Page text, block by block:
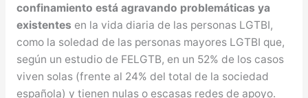
confinamiento está agravando problemáticas ya
existentes en la vida diaria de las personas LGTBI,
como la soledad de las personas mayores LGTBI que,
según un estudio de FELGTB, en un 52% de los casos
viven solas (frente al 24% del total de la sociedad
española) y tienen nulas o escasas redes de apoyo.